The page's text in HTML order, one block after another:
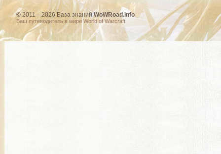
© 2011—2026 База знанийWoWRoad.info
Ваш путеводитель в мире World of Warcraft